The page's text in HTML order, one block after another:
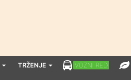
TRŽENJE LPP
VOZNI RED